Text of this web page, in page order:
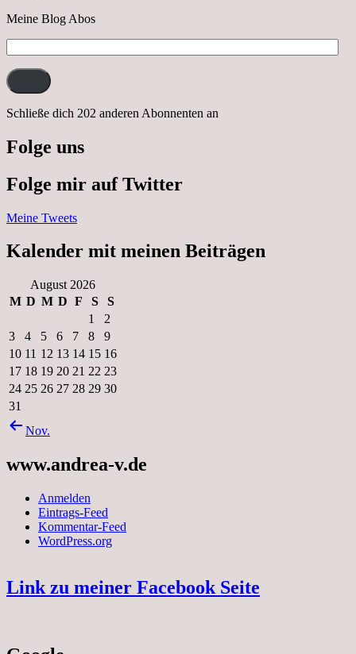
Meine Blog Abos
Mail-
Adresse:
Schließe dich 202 anderen Abonnenten an
Folge uns
Folge mir auf Twitter
Meine Tweets
Kalender mit meinen Beiträgen
August 2026
M D M D F S
S
1
2
3
4 5 6 7 8
9
10 11 12 13 14 15 16
17 18 19 20 21 22 23
24 25 26 27 28 29 30
31
Nov.
www.andrea-v.de
Anmelden
Eintrags-Feed
Kommentar-Feed
WordPress.org
Link zu meiner Facebook Seite